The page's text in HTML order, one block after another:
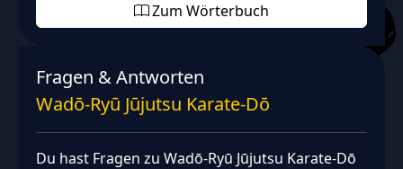
Zum Wörterbuch
Fragen & Antworten
Wadō‑Ryū Jūjutsu Karate‑Dō
Du hast Fragen zu Wadō‑Ryū Jūjutsu Karate‑Dō